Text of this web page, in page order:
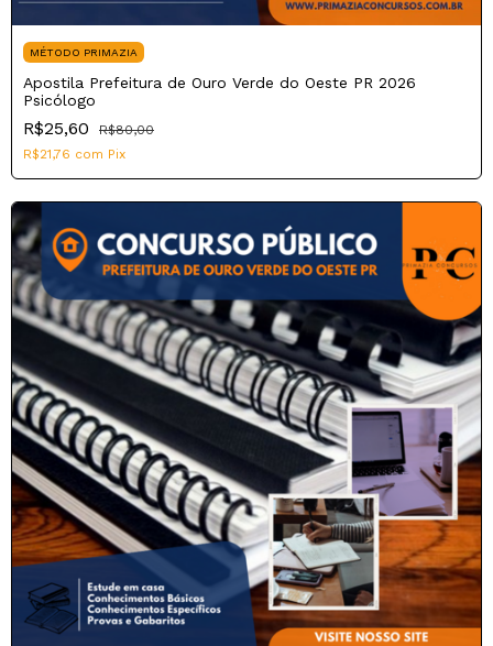
MÉTODO PRIMAZIA
Apostila Prefeitura de Ouro Verde do Oeste PR 2026
Psicólogo
R$25,60
R$80,00
R$21,76 com Pix